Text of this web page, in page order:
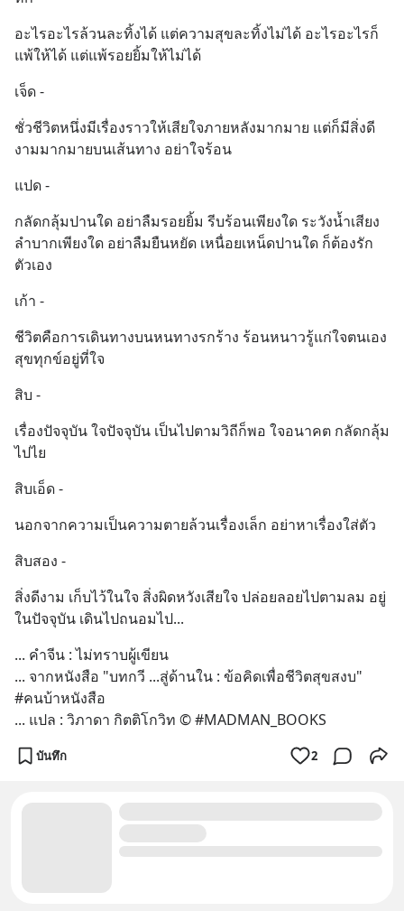
อะไรอะไรล้วนละทิ้งได้ แต่ความสุขละทิ้งไม่ได้ อะไรอะไรก็
แพ้ให้ได้ แต่แพ้รอยยิ้มให้ไม่ได้
เจ็ด -
ชั่วชีวิตหนึ่งมีเรื่องราวให้เสียใจภายหลังมากมาย แต่ก็มีสิ่งดี
งามมากมายบนเส้นทาง อย่าใจร้อน
แปด -
กลัดกลุ้มปานใด อย่าลืมรอยยิ้ม รีบร้อนเพียงใด ระวังน้ำเสียง
ลำบากเพียงใด อย่าลืมยืนหยัด เหนื่อยเหน็ดปานใด ก็ต้องรัก
ตัวเอง
เก้า -
ชีวิตคือการเดินทางบนหนทางรกร้าง ร้อนหนาวรู้แก่ใจตนเอง
สุขทุกข์อยู่ที่ใจ
สิบ -
เรื่องปัจจุบัน ใจปัจจุบัน เป็นไปตามวิถีก็พอ ใจอนาคต กลัดกลุ้ม
ไปไย
สิบเอ็ด -
นอกจากความเป็นความตายล้วนเรื่องเล็ก อย่าหาเรื่องใส่ตัว
สิบสอง -
สิ่งดีงาม เก็บไว้ในใจ สิ่งผิดหวังเสียใจ ปล่อยลอยไปตามลม อยู่
ในปัจจุบัน เดินไปถนอมไป...
... คำจีน : ไม่ทราบผู้เขียน
... จากหนังสือ "บทกวี ...สู่ด้านใน : ข้อคิดเพื่อชีวิตสุขสงบ"
#คนบ้าหนังสือ
... แปล : วิภาดา กิตติโกวิท © #MADMAN_BOOKS
บันทึก 2